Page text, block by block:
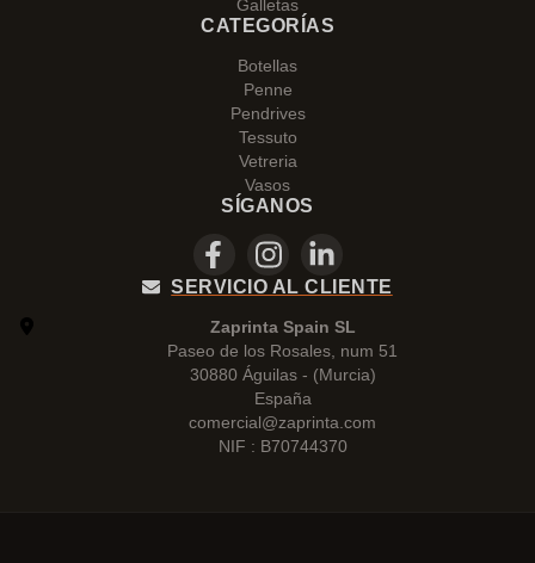
Galletas
CATEGORÍAS
Botellas
Penne
Pendrives
Tessuto
Vetreria
Vasos
SÍGANOS
SERVICIO AL CLIENTE
Zaprinta Spain SL
Paseo de los Rosales, num 51
30880 Águilas - (Murcia)
España
comercial@zaprinta.com
NIF : B70744370